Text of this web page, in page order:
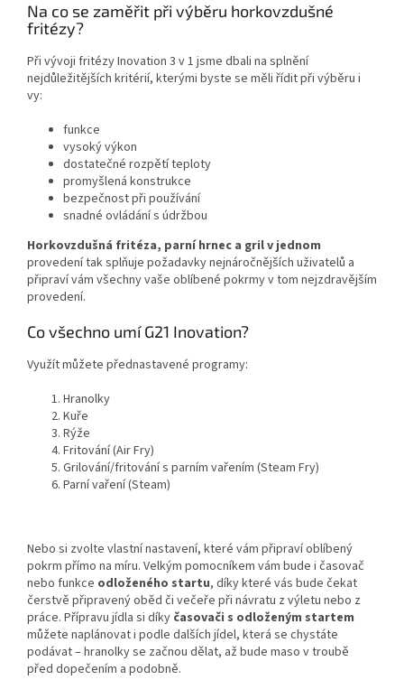
Na co se zaměřit při výběru horkovzdušné
fritézy?
Při vývoji fritézy Inovation 3 v 1 jsme dbali na splnění
nejdůležitějších kritérií, kterými byste se měli řídit při výběru i
vy:
funkce
vysoký výkon
dostatečné rozpětí teploty
promyšlená konstrukce
bezpečnost při používání
snadné ovládání s údržbou
Horkovzdušná fritéza, parní hrnec a gril v jednom
provedení tak splňuje požadavky nejnáročnějších uživatelů a
připraví vám všechny vaše oblíbené pokrmy v tom nejzdravějším
provedení.
Co všechno umí G21 Inovation?
Využít můžete přednastavené programy:
Hranolky
Kuře
Rýže
Fritování (Air Fry)
Grilování/fritování s parním vařením (Steam Fry)
Parní vaření (Steam)
Nebo si zvolte vlastní nastavení, které vám připraví oblíbený
pokrm přímo na míru. Velkým pomocníkem vám bude i časovač
nebo funkce odloženého startu, díky které vás bude čekat
čerstvě připravený oběd či večeře při návratu z výletu nebo z
práce. Přípravu jídla si díky časovači s odloženým startem
můžete naplánovat i podle dalších jídel, která se chystáte
podávat – hranolky se začnou dělat, až bude maso v troubě
před dopečením a podobně.